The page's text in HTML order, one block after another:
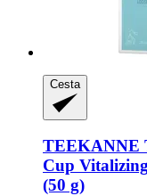
Cesta
TEEKANNE
Cup
(50 g)